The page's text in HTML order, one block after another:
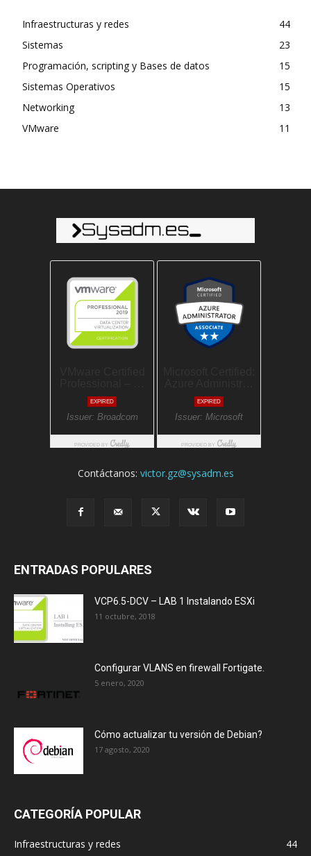
Infraestructuras y redes
44
Sistemas
23
Programación, scripting y Bases de datos
15
Sistemas Operativos
15
Networking
13
VMware
11
Contáctanos: victor.gz@sysadm.es
ENTRADAS POPULARES
VCP6.5-DCV – LAB 1 Instalando ESXi
11 octubre, 2018
Configurar VLANS en firewall Fortigate.
5 enero, 2020
Cómo actualizar tu versión de Debian?
17 agosto, 2020
CATEGORÍA POPULAR
Infraestructuras y redes 44